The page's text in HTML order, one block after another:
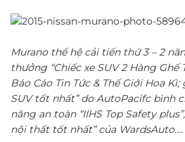
Murano thế hệ cải tiến thứ 3 – 2
thưởng “Chiếc xe SUV 2 Hàng Ghế
Báo Cáo Tin Tức & Thế Giới Hoa
SUV tốt nhất” do AutoPacifc bình
năng an toàn “IIHS Top Safety
nội thất tốt nhất” của WardsAuto….